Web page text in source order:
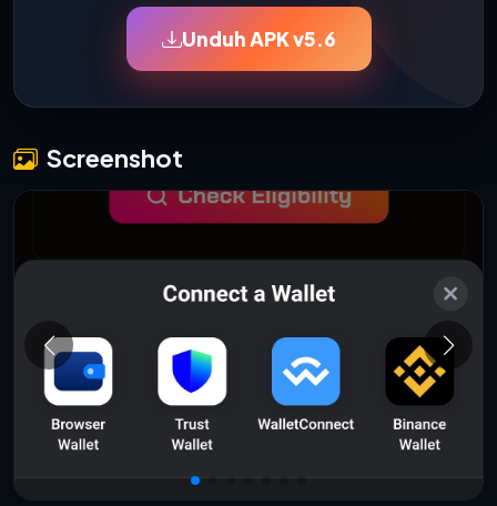
Unduh APK v5.6
Screenshot